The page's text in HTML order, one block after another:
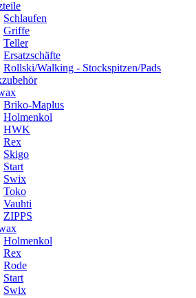
Schlaufen
Griffe
Teller
Ersatzschäfte
Rollski/Walking - Stockspitzen/Pads
Briko-Maplus
Holmenkol
HWK
Rex
Skigo
Start
Swix
Toko
Vauhti
ZIPPS
Holmenkol
Rex
Rode
Start
Swix